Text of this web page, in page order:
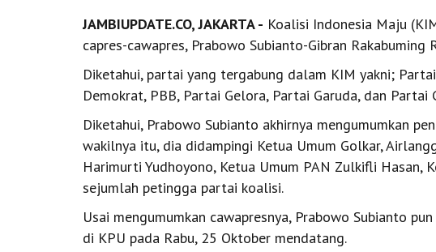
JAMBIUPDATE.CO, JAKARTA - Koalisi Indonesia Maju
capres-cawapres, Prabowo Subianto-Gibran Rakabuming
Diketahui, partai yang tergabung dalam KIM yakni;
Demokrat, PBB, Partai Gelora, Partai Garuda, dan Partai
Diketahui, Prabowo Subianto akhirnya mengumumkan
wakilnya itu, dia didampingi Ketua Umum Golkar,
Harimurti Yudhoyono, Ketua Umum PAN Zulkifli Hasan,
sejumlah petingga partai koalisi.
Usai mengumumkan cawapresnya, Prabowo Subianto
di KPU pada Rabu, 25 Oktober mendatang.